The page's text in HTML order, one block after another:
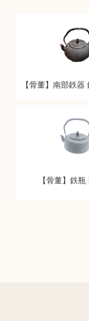
【骨董】南部鉄器
【骨董】鉄